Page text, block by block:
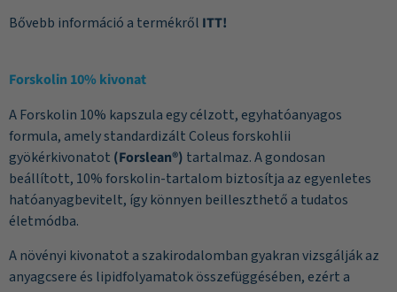
Bővebb információ a termékről ITT!
Forskolin 10% kivonat
A Forskolin 10% kapszula egy célzott, egyhatóanyagos
formula, amely standardizált Coleus forskohlii
gyökérkivonatot (Forslean®) tartalmaz. A gondosan
beállított, 10% forskolin-tartalom biztosítja az egyenletes
hatóanyagbevitelt, így könnyen beilleszthető a tudatos
életmódba.
A növényi kivonatot a szakirodalomban gyakran vizsgálják az
anyagcsere és lipidfolyamatok összefüggésében, ezért a